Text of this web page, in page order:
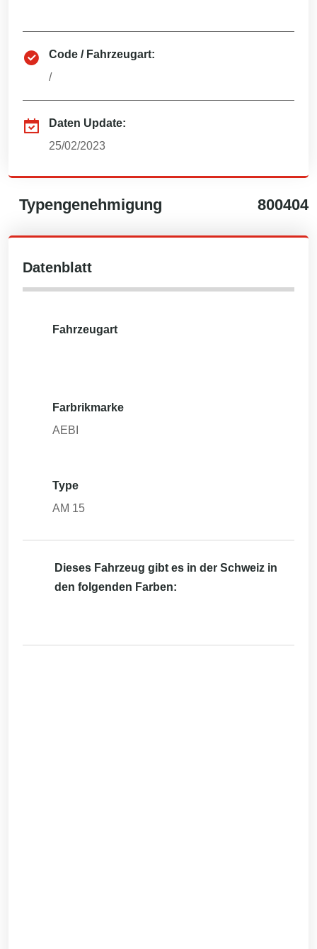
Code / Fahrzeugart:
/
Daten Update:
25/02/2023
Typengenehmigung 800404
Datenblatt
Fahrzeugart
Farbrikmarke
AEBI
Type
AM 15
Dieses Fahrzeug gibt es in der Schweiz in
den folgenden Farben: